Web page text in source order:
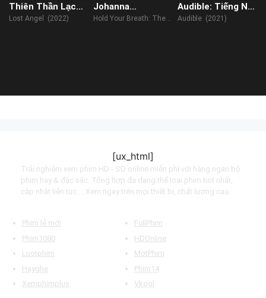
Thiên Thần Lạc
Lối
Lost Angel (2022)
Johanna
Nordblad: Lặn
Hold Your Breath: The
Audible: Tiếng Nói
Kiên Cường
Audible (2021)